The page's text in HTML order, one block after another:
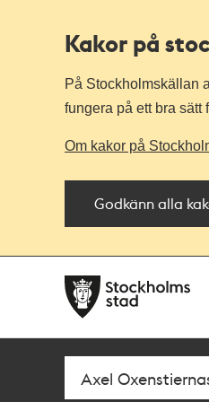
Kakor på
På Stockholmskällan
fungera på ett bra sätt
Om kakor på
Godkänn alla
navigationen
huvudinnehållet
Sök